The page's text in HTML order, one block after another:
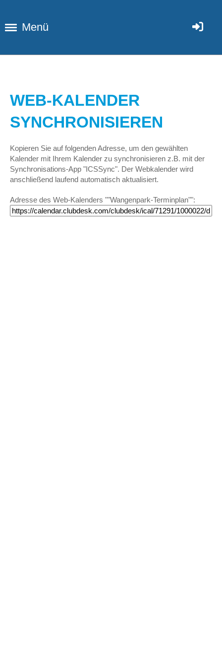
Menü
WEB-KALENDER
SYNCHRONISIEREN
Kopieren Sie auf folgenden Adresse, um den gewählten
Kalender mit Ihrem Kalender zu synchronisieren z.B. mit der
Synchronisations-App "ICSSync". Der Webkalender wird
anschließend laufend automatisch aktualisiert.
Adresse des Web-Kalenders ""Wangenpark-Terminplan"":